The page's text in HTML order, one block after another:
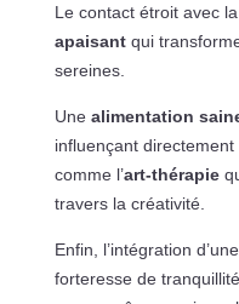
Le contact étroit avec
apaisantqui
sereines.
Une alimentation
influençant
comme l’art-thérapie
travers la créativité.
Enfin, l’intégration d’une
forteresse de